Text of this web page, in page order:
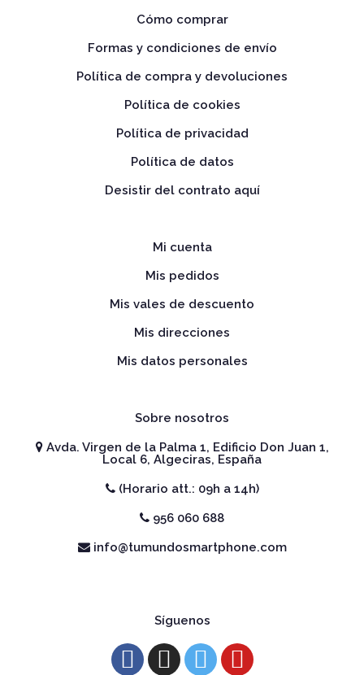
Cómo comprar
Formas y condiciones de envío
Política de compra y devoluciones
Política de cookies
Política de privacidad
Política de datos
Desistir del contrato aquí
Mi cuenta
Mis pedidos
Mis vales de descuento
Mis direcciones
Mis datos personales
Sobre nosotros
Avda. Virgen de la Palma 1, Edificio Don Juan 1,
Local 6, Algeciras, España
(Horario att.: 09h a 14h)
956 060 688
info@tumundosmartphone.com
Síguenos